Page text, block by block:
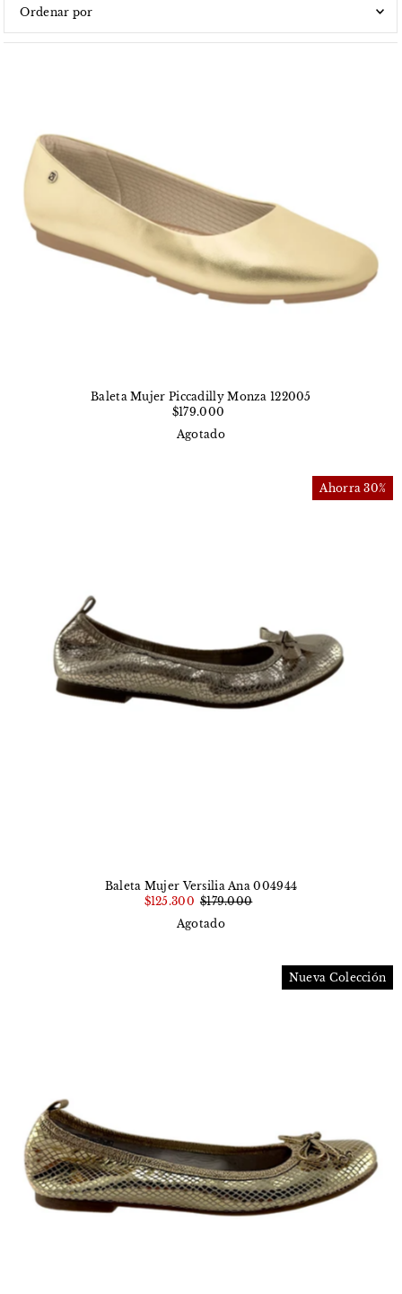
Características
Alfabéticamente, Z-A
Precio, menor a mayor
Precio, mayor a menor
Fecha: antiguo(a) a reciente
Fecha: reciente a antiguo(a)
Baleta Mujer Piccadilly Monza 122005
$179.000
Agotado
Ahorra 30%
Baleta Mujer Versilia Ana 004944
$125.300 $179.000
Agotado
Nueva Colección